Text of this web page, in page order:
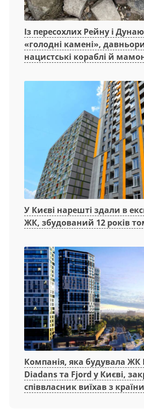
Із пересохлих Рейну і
«голодні камені»,
нацистські кораблі й
У Києві нарешті здали в
ЖК, збудований 12 років
Компанія, яка будувала ЖК
Diadans та Fjord у Києві,
співвласник виїхав з країни